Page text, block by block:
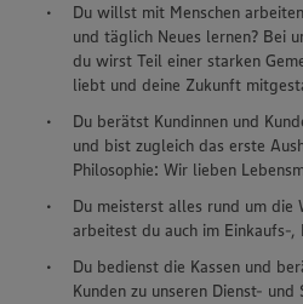
Du willst mit Menschen
und täglich Neues lernen? Bei
du wirst Teil einer starken
liebt und deine Zukunft
Du berätst Kundinnen und
und bist zugleich das erste
Philosophie: Wir lieben
Du meisterst alles rund um die
arbeitest du auch im Einkaufs-
Du bedienst die Kassen und
Kunden zu unseren Dienst- und